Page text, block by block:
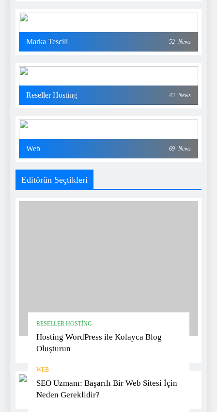
Marka Tescili 52 News
Reseller Hosting 43 News
Web 69 News
Editörün Seçtikleri
RESELLER HOSTING
Hosting WordPress ile Kolayca Blog
Oluşturun
WEB
SEO Uzmanı: Başarılı Bir Web Sitesi İçin
Neden Gereklidir?